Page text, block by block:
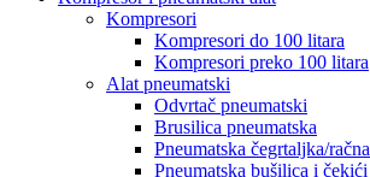
Kompresori
Kompresori do 100 litara
Kompresori preko 100 litara
Alat pneumatski
Odvrtač pneumatski
Brusilica pneumatska
Pneumatska čegrtaljka/račna
Pneumatska bušilica i čekići